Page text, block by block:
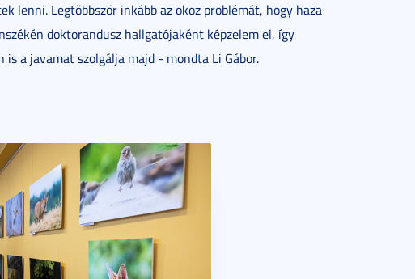
lenni. Legtöbbször inkább az okoz problémát, hogy haza
doktorandusz hallgatójaként képzelem el, így
a javamat szolgálja majd - mondta Li Gábor.